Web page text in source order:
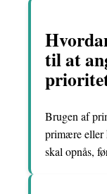
til at
Brugen af
primære eller
skal opnås,